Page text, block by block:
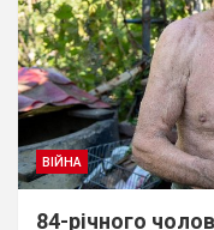
ВІЙНА
84-річного